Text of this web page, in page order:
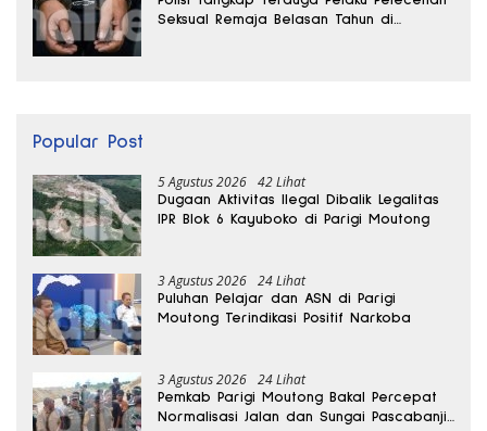
Seksual Remaja Belasan Tahun di
Popular Post
5 Agustus 2026 42 Lihat
Dugaan Aktivitas Ilegal Dibalik Legalitas
IPR Blok 6 Kayuboko di Parigi Moutong
3 Agustus 2026 24 Lihat
Puluhan Pelajar dan ASN di Parigi
Moutong Terindikasi Positif Narkoba
3 Agustus 2026 24 Lihat
Pemkab Parigi Moutong Bakal Percepat
Normalisasi Jalan dan Sungai Pascabanjir